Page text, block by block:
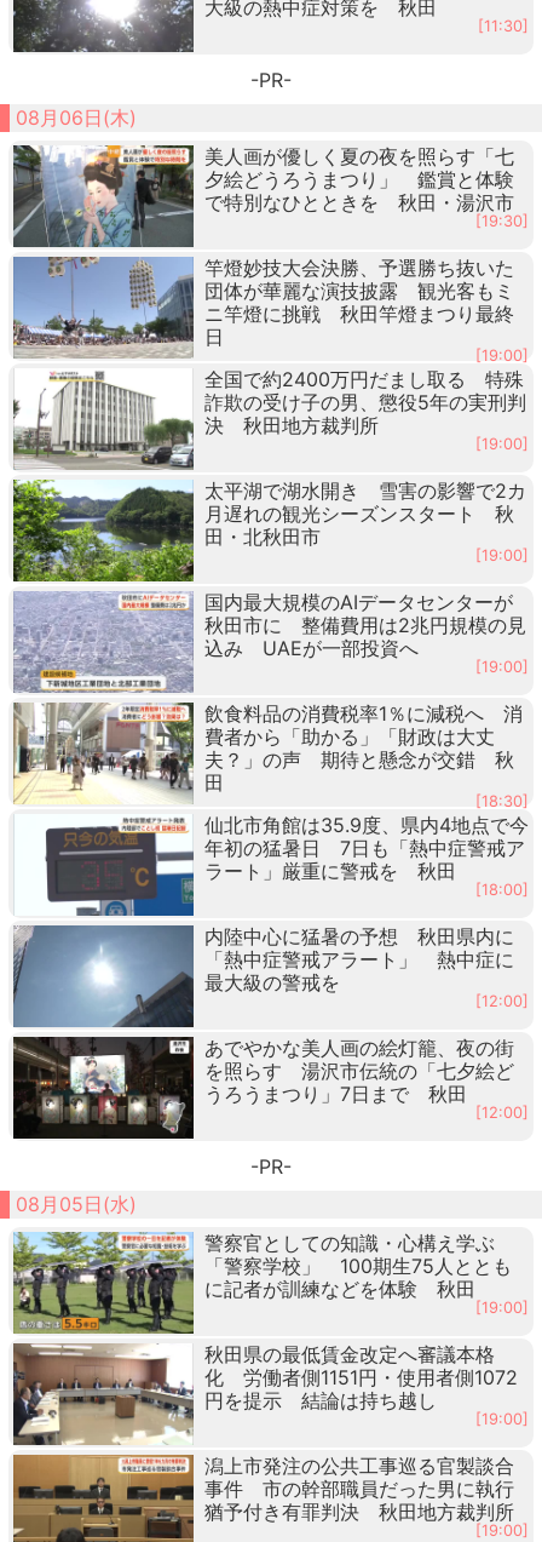
大級の熱中症対策を 秋田
[11:30]
-PR-
08月06日(木)
美人画が優しく夏の夜を照らす「七
夕絵どうろうまつり」 鑑賞と体験
で特別なひとときを 秋田・湯沢市
[19:30]
竿燈妙技大会決勝、予選勝ち抜いた
団体が華麗な演技披露 観光客もミ
ニ竿燈に挑戦 秋田竿燈まつり最終
日
[19:00]
全国で約2400万円だまし取る 特殊
詐欺の受け子の男、懲役5年の実刑判
決 秋田地方裁判所
[19:00]
太平湖で湖水開き 雪害の影響で2カ
月遅れの観光シーズンスタート 秋
田・北秋田市
[19:00]
国内最大規模のAIデータセンターが
秋田市に 整備費用は2兆円規模の見
込み UAEが一部投資へ
[19:00]
飲食料品の消費税率1％に減税へ 消
費者から「助かる」「財政は大丈
夫？」の声 期待と懸念が交錯 秋
田
[18:30]
仙北市角館は35.9度、県内4地点で今
年初の猛暑日 7日も「熱中症警戒ア
ラート」厳重に警戒を 秋田
[18:00]
内陸中心に猛暑の予想 秋田県内に
「熱中症警戒アラート」 熱中症に
最大級の警戒を
[12:00]
あでやかな美人画の絵灯籠、夜の街
を照らす 湯沢市伝統の「七夕絵ど
うろうまつり」7日まで 秋田
[12:00]
-PR-
08月05日(水)
警察官としての知識・心構え学ぶ
「警察学校」 100期生75人ととも
に記者が訓練などを体験 秋田
[19:00]
秋田県の最低賃金改定へ審議本格
化 労働者側1151円・使用者側1072
円を提示 結論は持ち越し
[19:00]
潟上市発注の公共工事巡る官製談合
事件 市の幹部職員だった男に執行
猶予付き有罪判決 秋田地方裁判所
[19:00]